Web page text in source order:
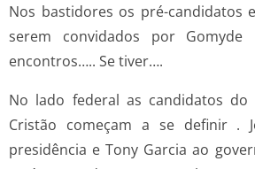
Nos bastidores os pré-candidatos
serem convidados por
encontros….. Se tiver….
No lado federal as candidatos do
Cristão começam a se definir .
presidência e Tony Garcia ao